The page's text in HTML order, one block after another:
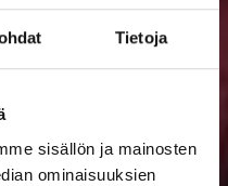
Tietoja
sisällön ja mainosten
ominaisuuksien